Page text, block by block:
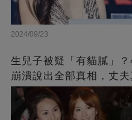
2024/09/23
生兒子被疑「有貓膩」
崩潰說出全部真相，丈